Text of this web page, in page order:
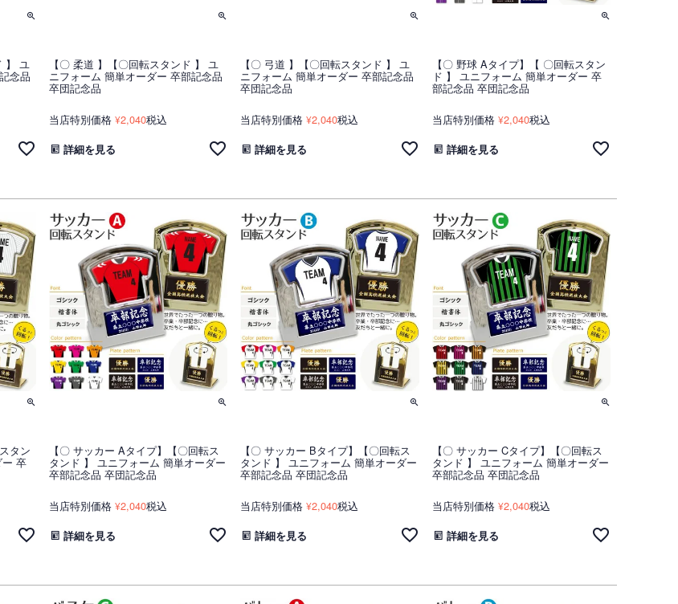
】 ユ
念品
【〇 柔道 】【〇回転スタンド 】 ユ
ニフォーム 簡単オーダー 卒部記念品
卒団記念品
当店特別価格 ¥2,040税込
詳細を見る
【〇 弓道 】【〇回転スタンド 】 ユ
ニフォーム 簡単オーダー 卒部記念品
卒団記念品
当店特別価格 ¥2,040税込
詳細を見る
【〇 野球 Aタイプ】【 〇回転スタン
ド 】 ユニフォーム 簡単オーダー 卒
部記念品 卒団記念品
当店特別価格 ¥2,040税込
詳細を見る
タン
ー 卒
【〇 サッカー Aタイプ】【〇回転ス
タンド 】 ユニフォーム 簡単オーダー
卒部記念品 卒団記念品
当店特別価格 ¥2,040税込
詳細を見る
【〇 サッカー Bタイプ】【〇回転ス
タンド 】 ユニフォーム 簡単オーダー
卒部記念品 卒団記念品
当店特別価格 ¥2,040税込
詳細を見る
【〇 サッカー Cタイプ】【〇回転ス
タンド 】 ユニフォーム 簡単オーダー
卒部記念品 卒団記念品
当店特別価格 ¥2,040税込
詳細を見る